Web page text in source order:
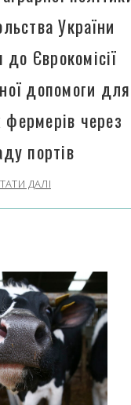
України
Єврокомісії
допомоги для
фермерів через
портів
ДАЛІ